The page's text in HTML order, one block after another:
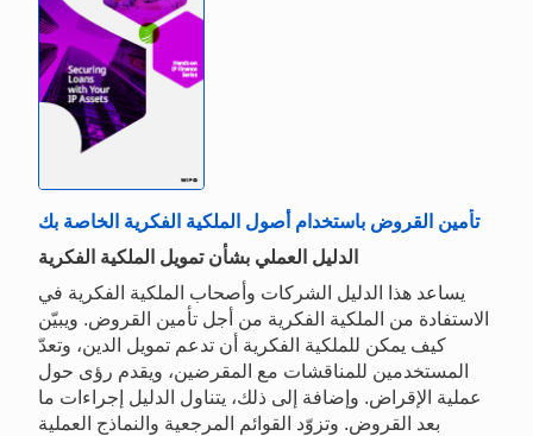
تأمين القروض باستخدام أصول الملكية الفكرية الخاصة بك
الدليل العملي بشأن تمويل الملكية الفكرية
يساعد هذا الدليل الشركات وأصحاب الملكية الفكرية في
الاستفادة من الملكية الفكرية من أجل تأمين القروض. ويبيّن
كيف يمكن للملكية الفكرية أن تدعم تمويل الدين، وتعدّ
المستخدمين للمناقشات مع المقرضين، ويقدم رؤى حول
عملية الإقراض. وإضافة إلى ذلك، يتناول الدليل إجراءات ما
بعد القروض. وتزوّد القوائم المرجعية والنماذج العملية